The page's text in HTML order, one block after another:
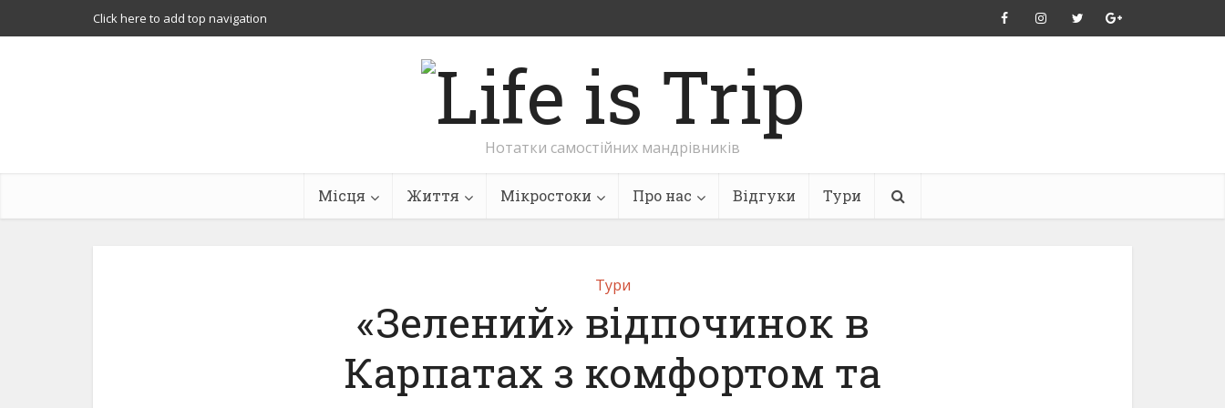
Click here to add top navigation
Нотатки самостійних мандрівників
Місця Життя Мікростоки Про нас Відгуки Тури
Тури
«Зелений» відпочинок в
Карпатах з комфортом та